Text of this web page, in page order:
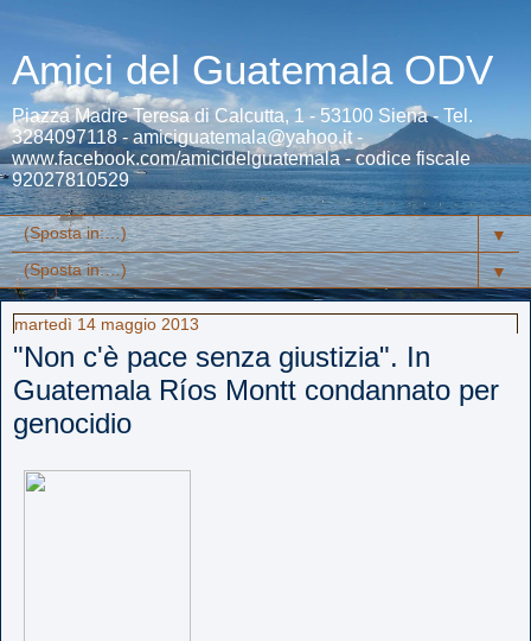
Amici del Guatemala ODV
Piazza Madre Teresa di Calcutta, 1 - 53100 Siena - Tel.
3284097118 - amiciguatemala@yahoo.it -
www.facebook.com/amicidelguatemala - codice fiscale
92027810529
▼
▼
martedì 14 maggio 2013
"Non c'è pace senza giustizia". In
Guatemala Ríos Montt condannato per
genocidio